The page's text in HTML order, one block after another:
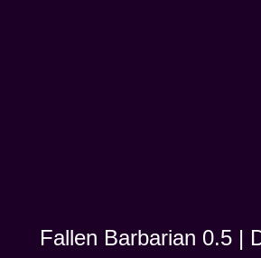
Fallen Barbarian 0.5 |